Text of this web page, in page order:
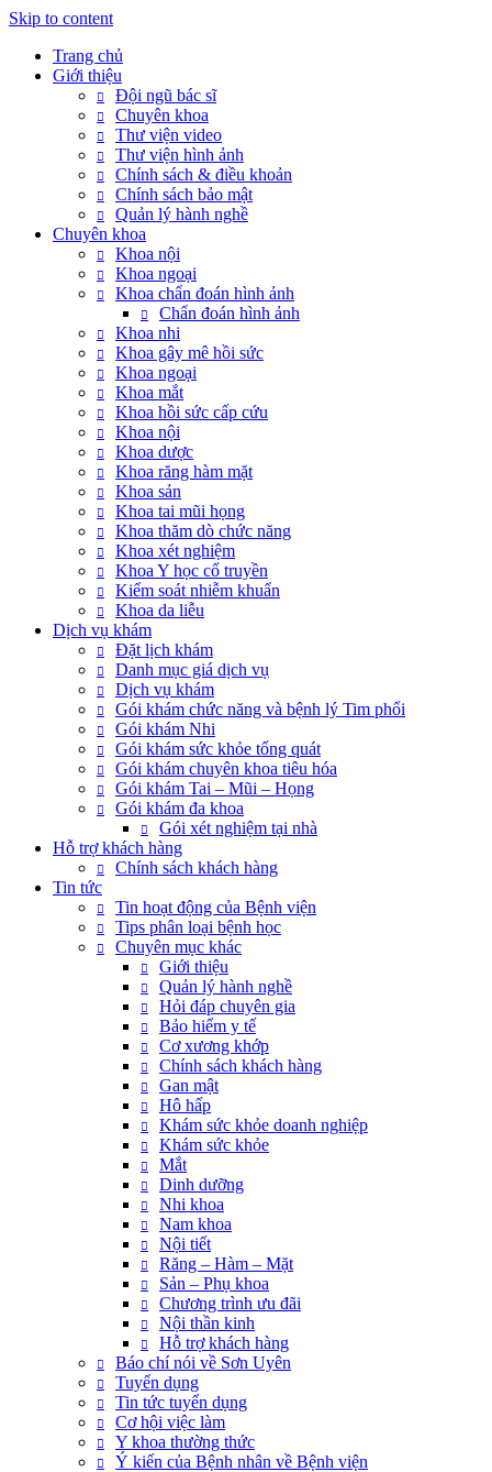
Skip to content
Trang chủ
Giới thiệu
Đội ngũ bác sĩ
Chuyên khoa
Thư viện video
Thư viện hình ảnh
Chính sách & điều khoản
Chính sách bảo mật
Quản lý hành nghề
Chuyên khoa
Khoa nội
Khoa ngoại
Khoa chẩn đoán hình ảnh
Chẩn đoán hình ảnh
Khoa nhi
Khoa gây mê hồi sức
Khoa ngoại
Khoa mắt
Khoa hồi sức cấp cứu
Khoa nội
Khoa dược
Khoa răng hàm mặt
Khoa sản
Khoa tai mũi họng
Khoa thăm dò chức năng
Khoa xét nghiệm
Khoa Y học cổ truyền
Kiểm soát nhiễm khuẩn
Khoa da liễu
Dịch vụ khám
Đặt lịch khám
Danh mục giá dịch vụ
Dịch vụ khám
Gói khám chức năng và bệnh lý Tim phổi
Gói khám Nhi
Gói khám sức khỏe tổng quát
Gói khám chuyên khoa tiêu hóa
Gói khám Tai – Mũi – Họng
Gói khám đa khoa
Gói xét nghiệm tại nhà
Hỗ trợ khách hàng
Chính sách khách hàng
Tin tức
Tin hoạt động của Bệnh viện
Tips phân loại bệnh học
Chuyên mục khác
Giới thiệu
Quản lý hành nghề
Hỏi đáp chuyên gia
Bảo hiểm y tế
Cơ xương khớp
Chính sách khách hàng
Gan mật
Hô hấp
Khám sức khỏe doanh nghiệp
Khám sức khỏe
Mắt
Dinh dưỡng
Nhi khoa
Nam khoa
Nội tiết
Răng – Hàm – Mặt
Sản – Phụ khoa
Chương trình ưu đãi
Nội thần kinh
Hỗ trợ khách hàng
Báo chí nói về Sơn Uyên
Tuyển dụng
Tin tức tuyển dụng
Cơ hội việc làm
Y khoa thường thức
Ý kiến của Bệnh nhân về Bệnh viện